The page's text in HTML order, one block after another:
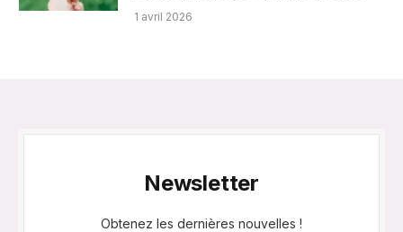
1 avril 2026
Newsletter
Obtenez les dernières nouvelles !